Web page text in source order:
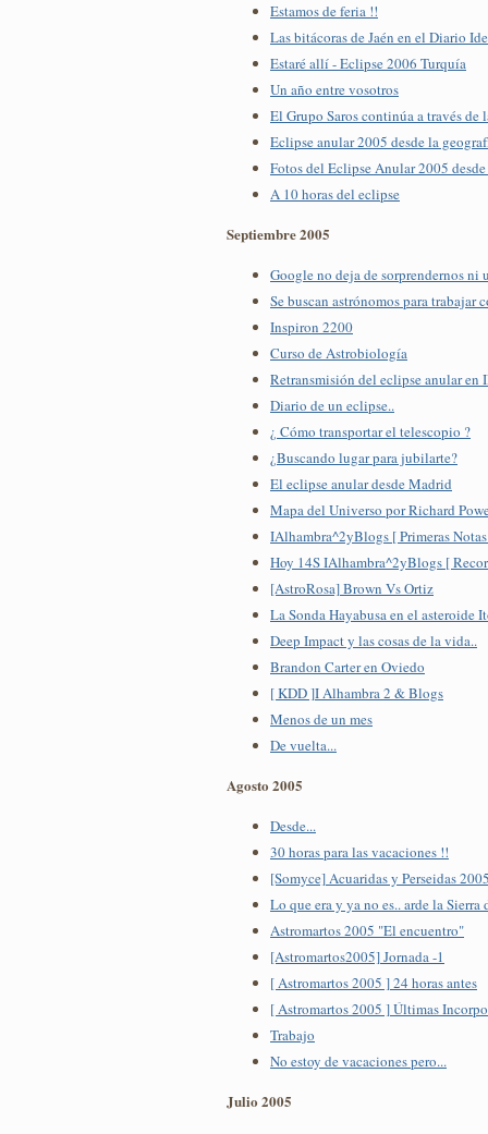
Estamos de feria !!
Las bitácoras de Jaén en el Diario
Estaré allí - Eclipse 2006 Turquía
Un año entre vosotros
El Grupo Saros continúa a través de
Eclipse anular 2005 desde la
Fotos del Eclipse Anular 2005
A 10 horas del eclipse
Septiembre 2005
Google no deja de sorprendernos ni
Se buscan astrónomos para trabajar
Inspiron 2200
Curso de Astrobiología
Retransmisión del eclipse anular en
Diario de un eclipse..
¿ Cómo transportar el telescopio ?
¿Buscando lugar para jubilarte?
El eclipse anular desde Madrid
Mapa del Universo por Richard
IAlhambra^2yBlogs [ Primeras
Hoy 14S IAlhambra^2yBlogs [
[AstroRosa] Brown Vs Ortiz
La Sonda Hayabusa en el asteroide
Deep Impact y las cosas de la vida..
Brandon Carter en Oviedo
[ KDD ]I Alhambra 2 & Blogs
Menos de un mes
De vuelta...
Agosto 2005
Desde...
30 horas para las vacaciones !!
[Somyce] Acuaridas y Perseidas
Lo que era y ya no es.. arde la Sierra
Astromartos 2005 "El encuentro"
[Astromartos2005] Jornada -1
[ Astromartos 2005 ] 24 horas antes
[ Astromartos 2005 ] Últimas
Trabajo
No estoy de vacaciones pero...
Julio 2005